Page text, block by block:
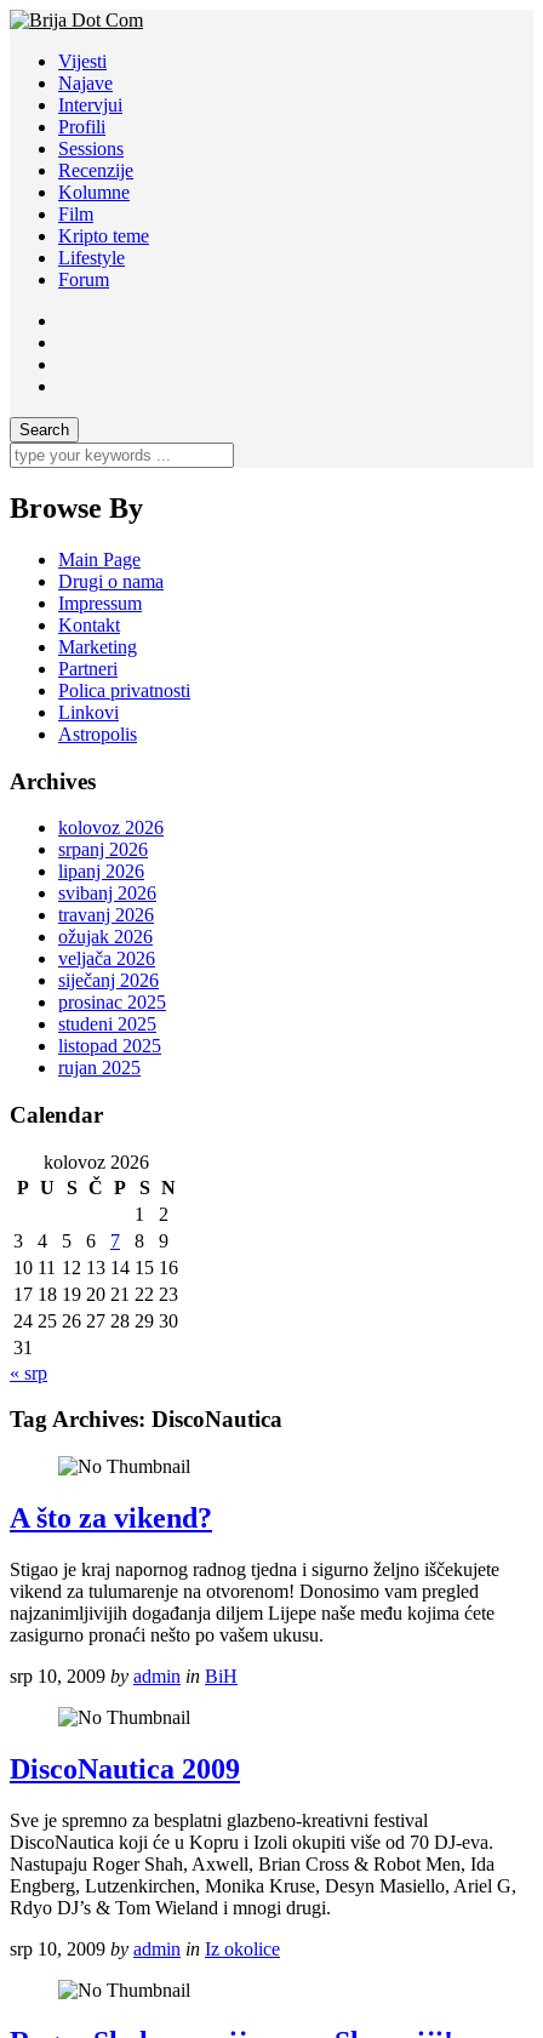
Vijesti
Najave
Intervjui
Profili
Sessions
Recenzije
Kolumne
Film
Kripto teme
Lifestyle
Forum
Browse By
Main Page
Drugi o nama
Impressum
Kontakt
Marketing
Partneri
Polica privatnosti
Linkovi
Astropolis
Archives
kolovoz 2026
srpanj 2026
lipanj 2026
svibanj 2026
travanj 2026
ožujak 2026
veljača 2026
siječanj 2026
prosinac 2025
studeni 2025
listopad 2025
rujan 2025
Calendar
kolovoz 2026
P U S Č P S N
1
2
3
4 5 6 7 8
9
10 11 12 13 14 15 16
17 18 19 20 21 22 23
24 25 26 27 28 29 30
31
« srp
Tag Archives: DiscoNautica
A što za vikend?
Stigao je kraj napornog radnog tjedna i sigurno željno iščekujete
vikend za tulumarenje na otvorenom! Donosimo vam pregled
najzanimljivijih događanja diljem Lijepe naše među kojima ćete
zasigurno pronaći nešto po vašem ukusu.
srp 10, 2009 by admin in BiH
DiscoNautica 2009
Sve je spremno za besplatni glazbeno-kreativni festival
DiscoNautica koji će u Kopru i Izoli okupiti više od 70 DJ-eva.
Nastupaju Roger Shah, Axwell, Brian Cross & Robot Men, Ida
Engberg, Lutzenkirchen, Monika Kruse, Desyn Masiello, Ariel G,
Rdyo DJ’s & Tom Wieland i mnogi drugi.
srp 10, 2009 by admin in Iz okolice